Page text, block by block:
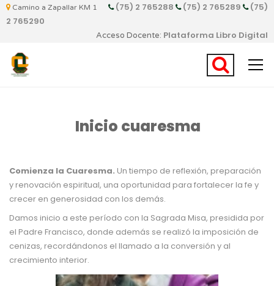
Camino a Zapallar KM 1 (75) 2 765288 (75) 2 765289
(75)
2 765290
Acceso Docente: Plataforma Libro Digital
Inicio cuaresma
Comienza la Cuaresma. Un tiempo de reflexión, preparación
y renovación espiritual, una oportunidad para fortalecer la fe y
crecer en generosidad con los demás.
Damos inicio a este período con la Sagrada Misa, presidida por
el Padre Francisco, donde además se realizó la imposición de
cenizas, recordándonos el llamado a la conversión y al
crecimiento interior.